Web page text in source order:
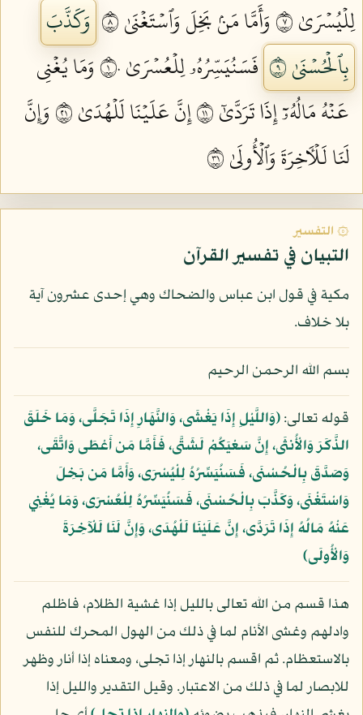
لِلۡيُسۡرَىٰ ٧
وَأَمَّا مَنۢ بَخِلَ وَٱسۡتَغۡنَىٰ ٨
وَكَذَّبَ
بِٱلۡحُسۡنَىٰ ٩
فَسَنُيَسِّرُهُۥ لِلۡعُسۡرَىٰ ١٠
وَمَا يُغۡنِي
عَنۡهُ مَالُهُۥٓ إِذَا تَرَدَّىٰٓ ١١
إِنَّ عَلَيۡنَا لَلۡهُدَىٰ ١٢
وَإِنَّ
لَنَا لَلۡأٓخِرَةَ وَٱلۡأُولَىٰ ١٣
۞ التفسير
التبيان في تفسير القرآن
مكية في قول ابن عباس والضحاك وهي إحدى عشرون آية
بلا خلاف.
بسم الله الرحمن الرحيم
قوله تعالى:﴿وَاللَّيْلِ إِذَا يَغْشَى، وَالنَّهَارِ إِذَا تَجَلَّى، وَمَا خَلَقَ
الذَّكَرَ وَالْأُنثَى، إِنَّ سَعْيَكُمْ لَشَتَّى، فَأَمَّا مَن أَعْطَى وَاتَّقَى،
وَصَدَّقَ بِالْحُسْنَى، فَسَنُيَسِّرُهُ لِلْيُسْرَى، وَأَمَّا مَن بَخِلَ
وَاسْتَغْنَى، وَكَذَّبَ بِالْحُسْنَى، فَسَنُيَسِّرُهُ لِلْعُسْرَى، وَمَا يُغْنِي
عَنْهُ مَالُهُ إِذَا تَرَدَّى، إِنَّ عَلَيْنَا لَلْهُدَى، وَإِنَّ لَنَا لَلْآخِرَةَ
وَالْأُولَى﴾
هذا قسم من الله تعالى بالليل إذا غشية الظلام، فاظلم
وادلهم وغشى الأنام لما في ذلك من الهول المحرك للنفس
بالاستعظام. ثم اقسم بالنهار إذا تجلى، ومعناه إذا أنار وظهر
للابصار لما في ذلك من الاعتبار. وقيل التقدير والليل إذا